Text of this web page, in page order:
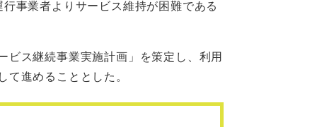
事業者よりサービス維持が困難である
ス継続事業実施計画」を策定し、利用
て進めることとした。